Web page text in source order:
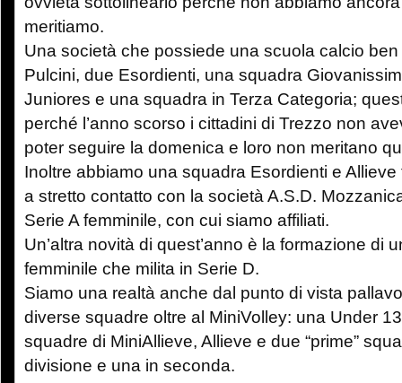
meritiamo.
Una società che possiede una scuola calcio
Pulcini, due Esordienti, una squadra
Juniores e una squadra in Terza Categoria;
perché l’anno scorso i cittadini di Trezzo non
poter seguire la domenica e loro non meritano
Inoltre abbiamo una squadra Esordienti e
a stretto contatto con la società A.S.D.
Serie A femminile, con cui siamo affiliati.
Un’altra novità di quest’anno è la formazione di
femminile che milita in Serie D.
Siamo una realtà anche dal punto di vista
diverse squadre oltre al MiniVolley: una Under
squadre di MiniAllieve, Allieve e due “prime”
divisione e una in seconda.